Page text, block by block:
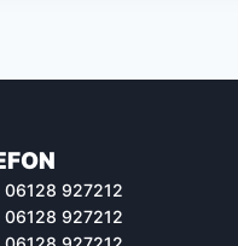
06128 927212
06128 927212